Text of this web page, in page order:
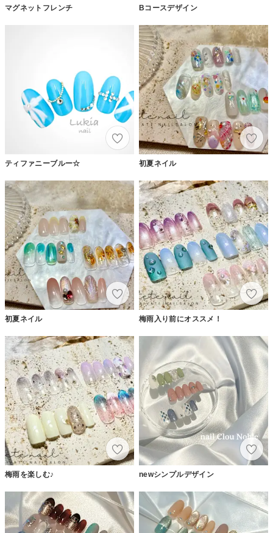
マグネットフレンチ Bコースデザイン
ティファニーブルー☆ 初夏ネイル
初夏ネイル 梅雨入り前にオススメ！
梅雨を楽しむ♪ newシンプルデザイン